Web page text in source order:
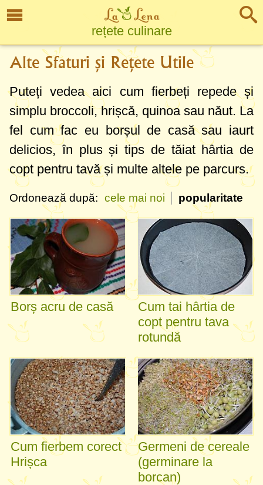
rețete culinare
Alte Sfaturi și Rețete Utile
Puteți vedea aici cum fierbeți repede și
simplu broccoli, hrișcă, quinoa sau năut. La
fel cum fac eu borșul de casă sau iaurt
delicios, în plus și tips de tăiat hârtia de
copt pentru tavă și multe altele pe parcurs.
Ordonează după: cele mai noi popularitate
Borș acru de casă
Cum tai hârtia de
copt pentru tava
rotundă
Cum fierbem corect
Hrișca
Germeni de cereale
(germinare la
borcan)